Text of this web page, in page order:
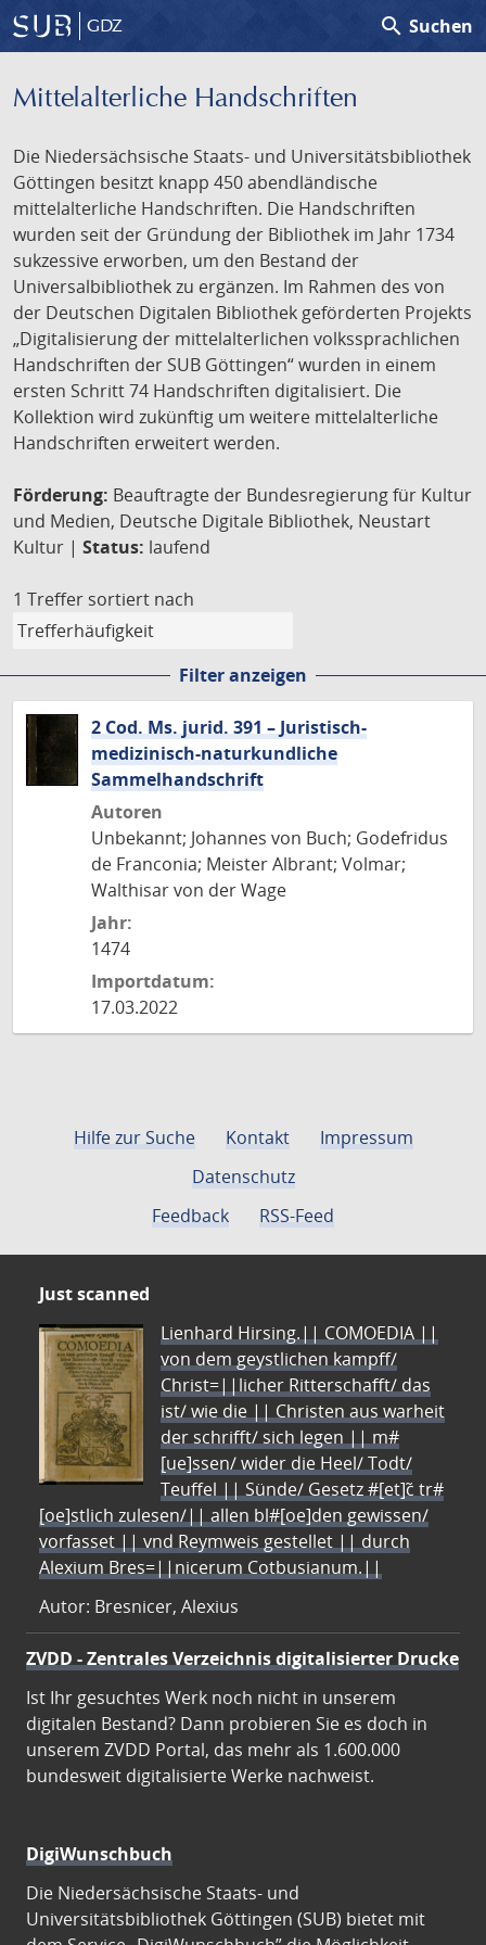
GDZ search Suchen
Mittelalterliche Handschriften
Die Niedersächsische Staats- und Universitätsbibliothek
Göttingen besitzt knapp 450 abendländische
mittelalterliche Handschriften. Die Handschriften
wurden seit der Gründung der Bibliothek im Jahr 1734
sukzessive erworben, um den Bestand der
Universalbibliothek zu ergänzen. Im Rahmen des von
der Deutschen Digitalen Bibliothek geförderten Projekts
„Digitalisierung der mittelalterlichen volkssprachlichen
Handschriften der SUB Göttingen“ wurden in einem
ersten Schritt 74 Handschriften digitalisiert. Die
Kollektion wird zukünftig um weitere mittelalterliche
Handschriften erweitert werden.
Förderung: Beauftragte der Bundesregierung für Kultur
und Medien, Deutsche Digitale Bibliothek, Neustart
Kultur | Status: laufend
1 Treffer sortiert nach
Filter anzeigen
2 Cod. Ms. jurid. 391 – Juristisch-
medizinisch-naturkundliche
Sammelhandschrift
Autoren
Unbekannt; Johannes von Buch; Godefridus
de Franconia; Meister Albrant; Volmar;
Walthisar von der Wage
Jahr:
1474
Importdatum:
17.03.2022
Hilfe zur Suche Kontakt
Impressum
Datenschutz
Feedback
RSS-Feed
Just scanned
Lienhard Hirsing.|| COMOEDIA ||
von dem geystlichen kampff/
Christ=||licher Ritterschafft/ das
ist/ wie die || Christen aus warheit
der schrifft/ sich legen || m#
[ue]ssen/ wider die Heel/ Todt/
Teuffel || Sünde/ Gesetz #[et]c̃ tr#
[oe]stlich zulesen/|| allen bl#[oe]den gewissen/
vorfasset || vnd Reymweis gestellet || durch
Alexium Bres=||nicerum Cotbusianum.||
Autor: Bresnicer, Alexius
ZVDD - Zentrales Verzeichnis digitalisierter Drucke
Ist Ihr gesuchtes Werk noch nicht in unserem
digitalen Bestand? Dann probieren Sie es doch in
unserem ZVDD Portal, das mehr als 1.600.000
bundesweit digitalisierte Werke nachweist.
DigiWunschbuch
Die Niedersächsische Staats- und
Universitätsbibliothek Göttingen (SUB) bietet mit